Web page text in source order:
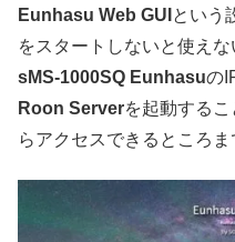
Eunhasu Web GUI という
をスタートしないと使え
sMS-1000SQ Eunhasuの
Roon Serverを起動するこ
らアクセスできるところま